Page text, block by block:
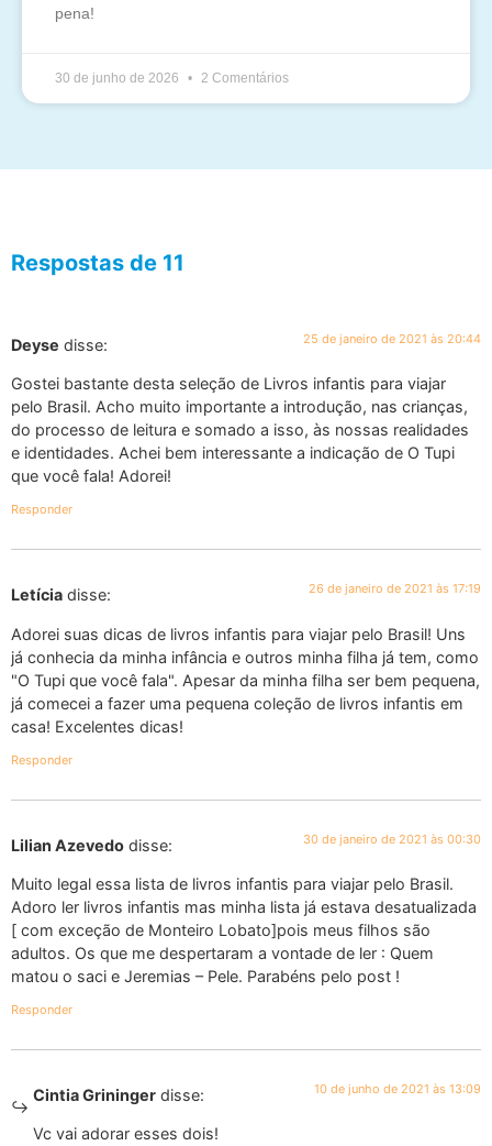
pena!
30 de junho de 2026 2 Comentários
Respostas de 11
Deyse disse: 25 de janeiro de 2021 às 20:44
Gostei bastante desta seleção de Livros infantis para viajar
pelo Brasil. Acho muito importante a introdução, nas crianças,
do processo de leitura e somado a isso, às nossas realidades
e identidades. Achei bem interessante a indicação de O Tupi
que você fala! Adorei!
Responder
Letícia disse: 26 de janeiro de 2021 às 17:19
Adorei suas dicas de livros infantis para viajar pelo Brasil! Uns
já conhecia da minha infância e outros minha filha já tem, como
"O Tupi que você fala". Apesar da minha filha ser bem pequena,
já comecei a fazer uma pequena coleção de livros infantis em
casa! Excelentes dicas!
Responder
Lilian Azevedo disse: 30 de janeiro de 2021 às 00:30
Muito legal essa lista de livros infantis para viajar pelo Brasil.
Adoro ler livros infantis mas minha lista já estava desatualizada
[ com exceção de Monteiro Lobato]pois meus filhos são
adultos. Os que me despertaram a vontade de ler : Quem
matou o saci e Jeremias – Pele. Parabéns pelo post !
Responder
Cintia Grininger disse: 10 de junho de 2021 às 13:09
Vc vai adorar esses dois!